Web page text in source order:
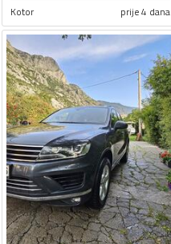
Kotor prije 4 dana